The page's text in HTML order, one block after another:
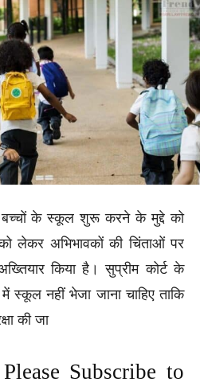
बच्चों के स्कूल शुरू करने के मुद्दे को
लेकर अभिभावकों की चिंताओं पर
किया है। सुप्रीम कोर्ट के
स्कूल नहीं भेजा जाना चाहिए ताकि
की जा
Subscribe to